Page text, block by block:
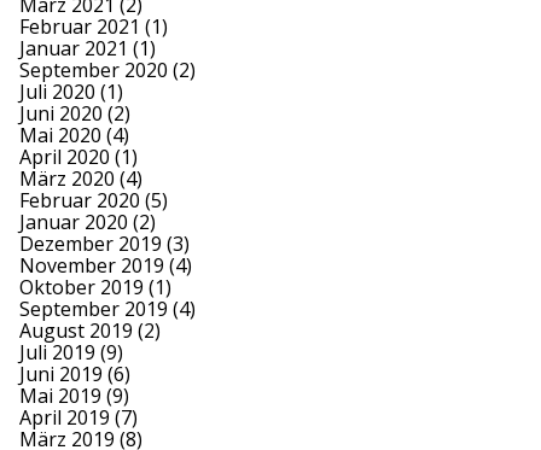
März 2021 (2)
Februar 2021 (1)
Januar 2021 (1)
September 2020 (2)
Juli 2020 (1)
Juni 2020 (2)
Mai 2020 (4)
April 2020 (1)
März 2020 (4)
Februar 2020 (5)
Januar 2020 (2)
Dezember 2019 (3)
November 2019 (4)
Oktober 2019 (1)
September 2019 (4)
August 2019 (2)
Juli 2019 (9)
Juni 2019 (6)
Mai 2019 (9)
April 2019 (7)
März 2019 (8)